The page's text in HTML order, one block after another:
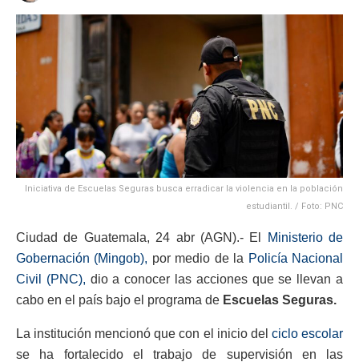
Iniciativa de Escuelas Seguras busca erradicar la violencia en la población
estudiantil. / Foto: PNC
Ciudad de Guatemala, 24 abr (AGN).- El
Ministerio de
Gobernación (Mingob), por medio de la Policía Nacional
Civil (PNC), dio a conocer las acciones que se llevan a
cabo en el país bajo el programa de Escuelas Seguras.
La institución mencionó que con el inicio del ciclo escolar
se ha fortalecido el trabajo de supervisión en las